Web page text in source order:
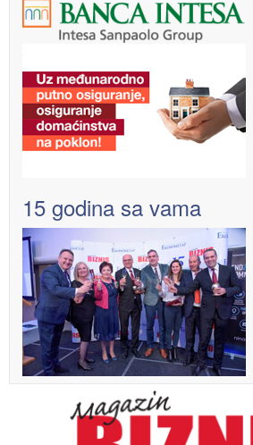
15 godina sa vama